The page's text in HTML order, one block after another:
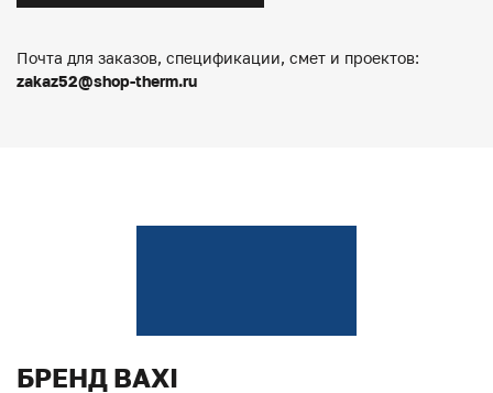
Почта для заказов, спецификации, смет и проектов:
zakaz52@shop-therm.ru
БРЕНД BAXI